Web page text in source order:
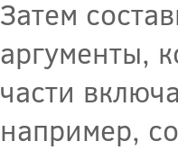
Затем
аргументы,
части
например,